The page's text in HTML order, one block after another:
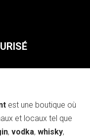
est une boutique où
et locaux tel que
, vodka, whisky,